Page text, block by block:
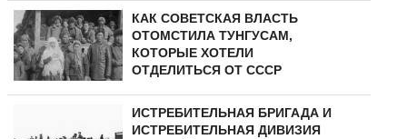
КАК СОВЕТСКАЯ ВЛАСТЬ
ОТОМСТИЛА ТУНГУCAМ,
КОТОРЫЕ ХОТЕЛИ
ОТДЕЛИТЬСЯ ОТ СССР
ИСТРЕБИТЕЛЬНАЯ БРИГАДА И
ИСТРЕБИТЕЛЬНАЯ ДИВИЗИЯ